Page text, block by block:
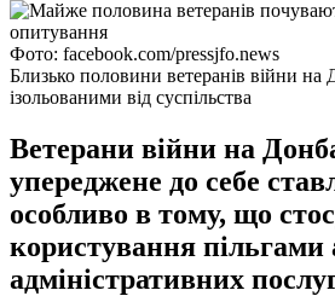
Фото: facebook.com/pressjfo.news
Близько половини ветеранів війни на
ізольованими від суспільства
Ветерани війни на
упереджене до себе
особливо в тому, що
користування
адміністративних